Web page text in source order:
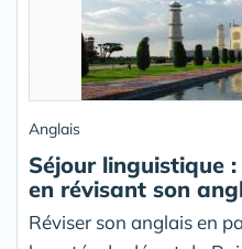
Anglais
Séjour linguistique
en révisant son
Réviser son anglais en